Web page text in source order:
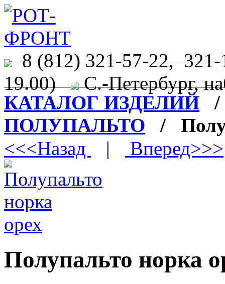
8 (812) 321-57-22,
19.00) С.-Петербург,
КАТАЛОГ ИЗДЕЛИЙ
ПОЛУПАЛЬТО /
<<<Назад
| Вперед>>>
Полупальто норка